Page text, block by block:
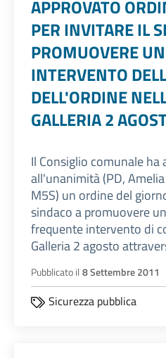
APPROVATO
PER INVITARE IL
PROMUOVERE
INTERVENTO
DELL'ORDINE
GALLERIA 2
Il Consiglio comunale ha
all'unanimità (PD, Amelia
M5S) un ordine del
sindaco a promuovere
frequente intervento di
Galleria 2 agosto
Pubblicato il 8 Settembre 2011
Sicurezza pubblica